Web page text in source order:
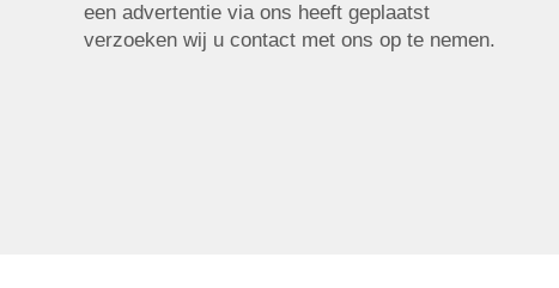
een advertentie via ons heeft geplaatst
verzoeken wij u contact met ons op te nemen.